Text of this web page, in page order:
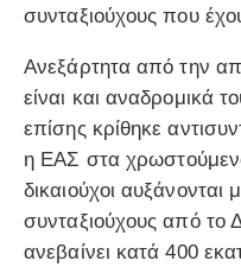
συνταξιούχους που
Ανεξάρτητα από την
είναι και αναδρομικά
επίσης κρίθηκε
η ΕΑΣ στα
δικαιούχοι
συνταξιούχους από το
ανεβαίνει κατά 400